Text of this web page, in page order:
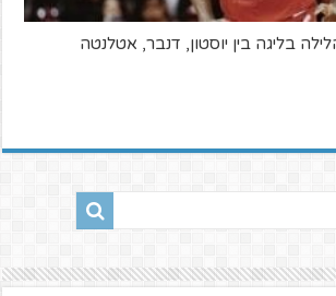
בליגה בין יוסטון, דנבר, אטלנטה